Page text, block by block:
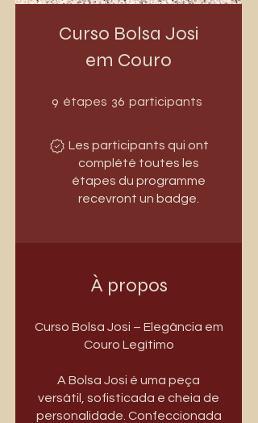
Curso Bolsa Josi
em Couro
9 étapes 9 étapes
36 participants
Les participants qui ont
complété toutes les
étapes du programme
recevront un badge.
À propos
Curso Bolsa Josi – Elegância em
Couro Legítimo
A Bolsa Josi é uma peça
versátil, sofisticada e cheia de
personalidade. Confeccionada